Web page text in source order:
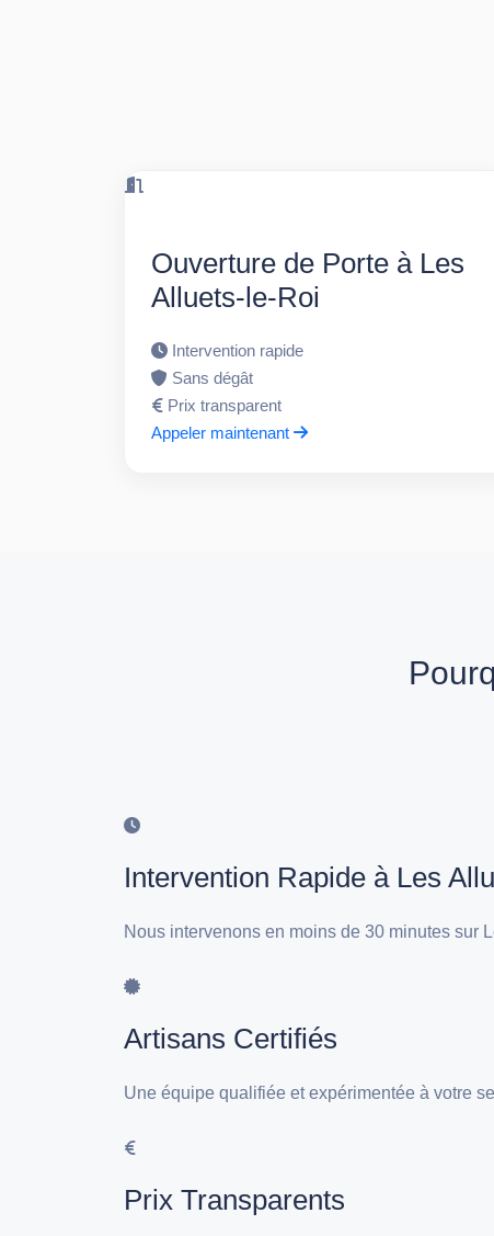
Ouverture de Porte à Les
Alluets-le-Roi
Intervention rapide
Sans dégât
Prix transparent
Appeler maintenant
Intervention Rapide à Les
Nous intervenons en moins de 30 minutes sur
Artisans Certifiés
Une équipe qualifiée et expérimentée à votre
Prix Transparents